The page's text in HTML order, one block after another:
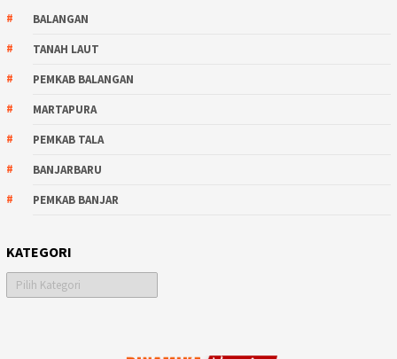
BALANGAN
TANAH LAUT
PEMKAB BALANGAN
MARTAPURA
PEMKAB TALA
BANJARBARU
PEMKAB BANJAR
KATEGORI
Kategori